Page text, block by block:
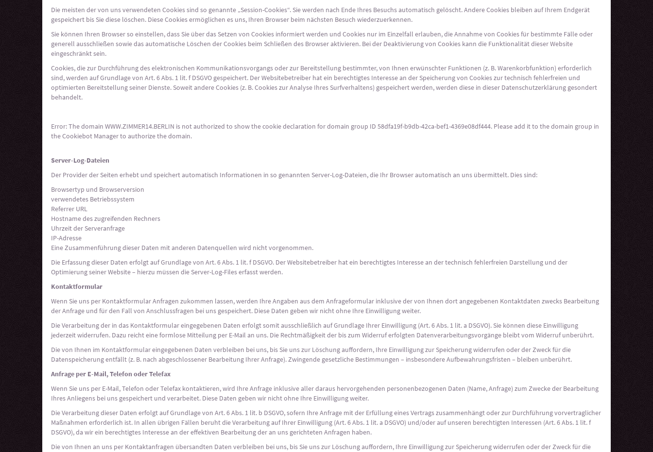
Die meisten der von uns verwendeten Cookies sind so genannte „Session-Cookies“. Sie werden nach Ende Ihres Besuchs automatisch gelöscht. Andere Cookies bleiben auf Ihrem Endgerät
gespeichert bis Sie diese löschen. Diese Cookies ermöglichen es uns, Ihren Browser beim nächsten Besuch wiederzuerkennen.
Sie können Ihren Browser so einstellen, dass Sie über das Setzen von Cookies informiert werden und Cookies nur im Einzelfall erlauben, die Annahme von Cookies für bestimmte Fälle oder
generell ausschließen sowie das automatische Löschen der Cookies beim Schließen des Browser aktivieren. Bei der Deaktivierung von Cookies kann die Funktionalität dieser Website
eingeschränkt sein.
Cookies, die zur Durchführung des elektronischen Kommunikationsvorgangs oder zur Bereitstellung bestimmter, von Ihnen erwünschter Funktionen (z. B. Warenkorbfunktion) erforderlich
sind, werden auf Grundlage von Art. 6 Abs. 1 lit. f DSGVO gespeichert. Der Websitebetreiber hat ein berechtigtes Interesse an der Speicherung von Cookies zur technisch fehlerfreien und
optimierten Bereitstellung seiner Dienste. Soweit andere Cookies (z. B. Cookies zur Analyse Ihres Surfverhaltens) gespeichert werden, werden diese in dieser Datenschutzerklärung gesondert
behandelt.
Error: The domain WWW.ZIMMER14.BERLIN is not authorized to show the cookie declaration for domain group ID 58dfa19f-b9db-42ca-bef1-4369e08df444. Please add it to the domain group in
the Cookiebot Manager to authorize the domain.
Server-Log-Dateien
Der Provider der Seiten erhebt und speichert automatisch Informationen in so genannten Server-Log-Dateien, die Ihr Browser automatisch an uns übermittelt. Dies sind:
Browsertyp und Browserversion
verwendetes Betriebssystem
Referrer URL
Hostname des zugreifenden Rechners
Uhrzeit der Serveranfrage
IP-Adresse
Eine Zusammenführung dieser Daten mit anderen Datenquellen wird nicht vorgenommen.
Die Erfassung dieser Daten erfolgt auf Grundlage von Art. 6 Abs. 1 lit. f DSGVO. Der Websitebetreiber hat ein berechtigtes Interesse an der technisch fehlerfreien Darstellung und der
Optimierung seiner Website – hierzu müssen die Server-Log-Files erfasst werden.
Kontaktformular
Wenn Sie uns per Kontaktformular Anfragen zukommen lassen, werden Ihre Angaben aus dem Anfrageformular inklusive der von Ihnen dort angegebenen Kontaktdaten zwecks Bearbeitung
der Anfrage und für den Fall von Anschlussfragen bei uns gespeichert. Diese Daten geben wir nicht ohne Ihre Einwilligung weiter.
Die Verarbeitung der in das Kontaktformular eingegebenen Daten erfolgt somit ausschließlich auf Grundlage Ihrer Einwilligung (Art. 6 Abs. 1 lit. a DSGVO). Sie können diese Einwilligung
jederzeit widerrufen. Dazu reicht eine formlose Mitteilung per E-Mail an uns. Die Rechtmäßigkeit der bis zum Widerruf erfolgten Datenverarbeitungsvorgänge bleibt vom Widerruf unberührt.
Die von Ihnen im Kontaktformular eingegebenen Daten verbleiben bei uns, bis Sie uns zur Löschung auffordern, Ihre Einwilligung zur Speicherung widerrufen oder der Zweck für die
Datenspeicherung entfällt (z. B. nach abgeschlossener Bearbeitung Ihrer Anfrage). Zwingende gesetzliche Bestimmungen – insbesondere Aufbewahrungsfristen – bleiben unberührt.
Anfrage per E-Mail, Telefon oder Telefax
Wenn Sie uns per E-Mail, Telefon oder Telefax kontaktieren, wird Ihre Anfrage inklusive aller daraus hervorgehenden personenbezogenen Daten (Name, Anfrage) zum Zwecke der Bearbeitung
Ihres Anliegens bei uns gespeichert und verarbeitet. Diese Daten geben wir nicht ohne Ihre Einwilligung weiter.
Die Verarbeitung dieser Daten erfolgt auf Grundlage von Art. 6 Abs. 1 lit. b DSGVO, sofern Ihre Anfrage mit der Erfüllung eines Vertrags zusammenhängt oder zur Durchführung vorvertraglicher
Maßnahmen erforderlich ist. In allen übrigen Fällen beruht die Verarbeitung auf Ihrer Einwilligung (Art. 6 Abs. 1 lit. a DSGVO) und/oder auf unseren berechtigten Interessen (Art. 6 Abs. 1 lit. f
DSGVO), da wir ein berechtigtes Interesse an der effektiven Bearbeitung der an uns gerichteten Anfragen haben.
Die von Ihnen an uns per Kontaktanfragen übersandten Daten verbleiben bei uns, bis Sie uns zur Löschung auffordern, Ihre Einwilligung zur Speicherung widerrufen oder der Zweck für die